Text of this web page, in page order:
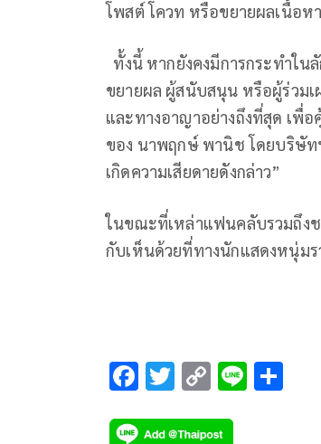
โพสต์ โควท หรือขยายผลเนื้อห
ทั้งนี้ หากยังคงมีการกระทำใ
ขยายผล ผู้สนับสนุน หรือผู้ร่วม
และทางอาญาอย่างถึงที่สุด เพื่
ของ นาพฤกษ์ พานิช โดยบริษัท
เกิดความเสียดายดังกล่าว”
ในขณะที่เหล่าแฟนคลับรวมถึง
กับเห็นด้วยที่ทางนักแสดงหนุ่มร
F
e
T
tt
C
p
Li